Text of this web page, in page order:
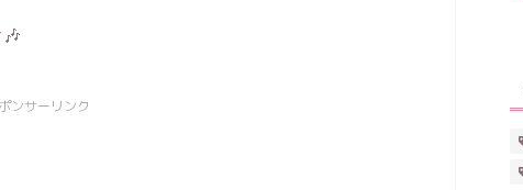
ンサーリンク